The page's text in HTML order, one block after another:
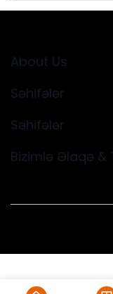
About Us
Səhifələr
Səhifələr
Bizimlə Əlaqə &